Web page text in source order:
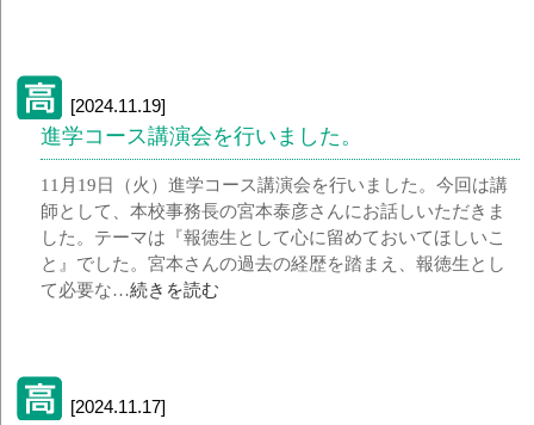
[2024.11.19]
進学コース講演会を行いました。
11月19日（火）進学コース講演会を行いました。今回は講
師として、本校事務長の宮本泰彦さんにお話しいただきま
した。テーマは『報徳生として心に留めておいてほしいこ
と』でした。宮本さんの過去の経歴を踏まえ、報徳生とし
て必要な…続きを読む
[2024.11.17]